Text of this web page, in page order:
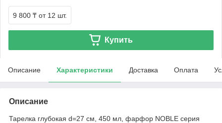
9 800 ₸ от 12 шт.
Купить
Описание Характеристики Доставка Оплата
Описание
Тарелка глубокая d=27 cм, 450 мл, фарфор NOBLE серия